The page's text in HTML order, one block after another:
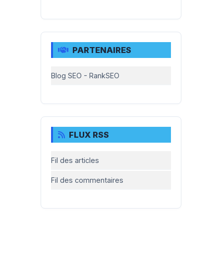
PARTENAIRES
Blog SEO - RankSEO
FLUX RSS
Fil des articles
Fil des commentaires